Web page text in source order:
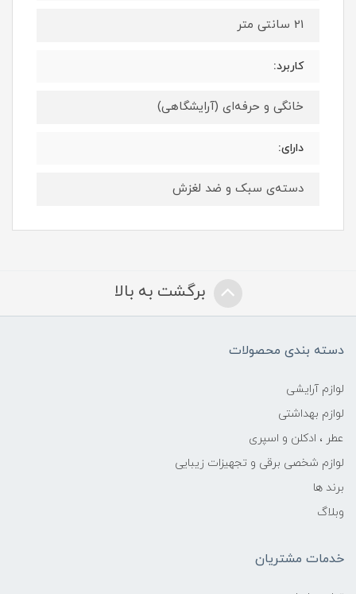
21 سانتی متر
کاربرد:
خانگی و حرفه‌ای (آرایشگاهی)
دارای:
دسته‌ی سبک و ضد لغزش
برگشت به بالا
دسته بندی محصولات
لوازم آرایشی
لوازم بهداشتی
عطر ، ادکلن و اسپری
لوازم شخصی برقی و تجهیزات زیبایی
برند ها
وبلاگ
خدمات مشتریان